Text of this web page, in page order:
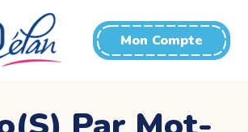
Mon Compte